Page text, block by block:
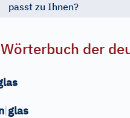
passt zu Ihnen?
der
|glas